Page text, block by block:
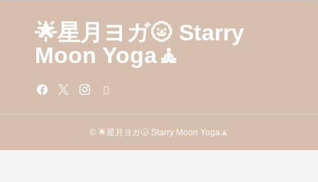
🌟星月ヨガ🌝 Starry
Moon Yoga🧘
© 🌟星月ヨガ🌝 Starry Moon Yoga🧘